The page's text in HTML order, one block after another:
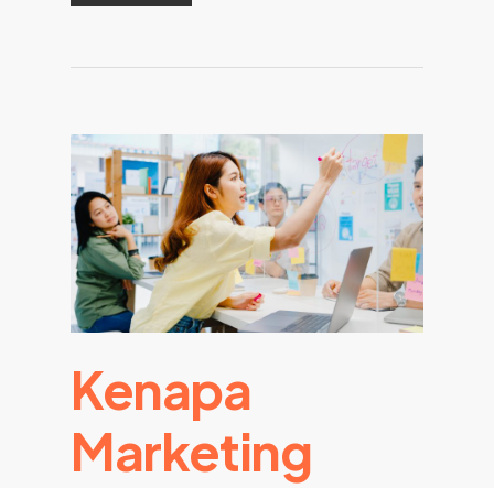
Kenapa
Marketing